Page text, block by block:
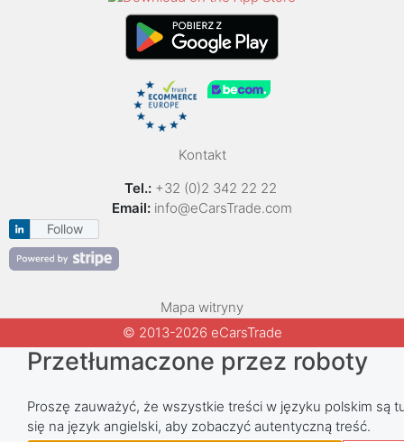
Kontakt
Tel.: +32 (0)2 342 22 22
Email: info@eCarsTrade.com
Follow
Mapa witryny
© 2013-2026 eCarsTrade
Przetłumaczone przez roboty
Proszę zauważyć, że wszystkie treści w języku polskim są
się na język angielski, aby zobaczyć autentyczną treść.